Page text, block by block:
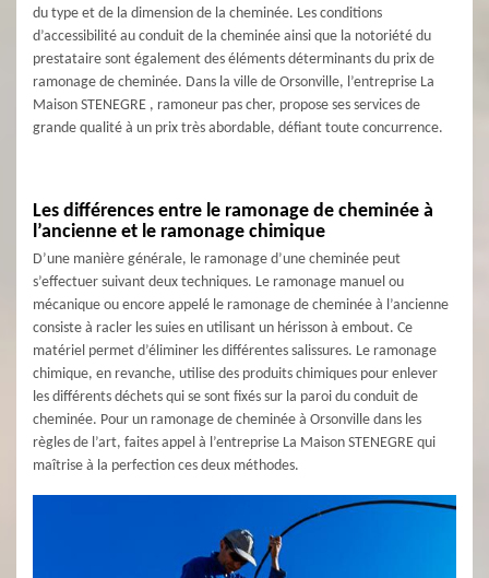
du type et de la dimension de la cheminée. Les conditions
d’accessibilité au conduit de la cheminée ainsi que la notoriété du
prestataire sont également des éléments déterminants du prix de
ramonage de cheminée. Dans la ville de Orsonville, l’entreprise La
Maison STENEGRE , ramoneur pas cher, propose ses services de
grande qualité à un prix très abordable, défiant toute concurrence.
Les différences entre le ramonage de cheminée à
l’ancienne et le ramonage chimique
D’une manière générale, le ramonage d’une cheminée peut
s’effectuer suivant deux techniques. Le ramonage manuel ou
mécanique ou encore appelé le ramonage de cheminée à l’ancienne
consiste à racler les suies en utilisant un hérisson à embout. Ce
matériel permet d’éliminer les différentes salissures. Le ramonage
chimique, en revanche, utilise des produits chimiques pour enlever
les différents déchets qui se sont fixés sur la paroi du conduit de
cheminée. Pour un ramonage de cheminée à Orsonville dans les
règles de l’art, faites appel à l’entreprise La Maison STENEGRE qui
maîtrise à la perfection ces deux méthodes.